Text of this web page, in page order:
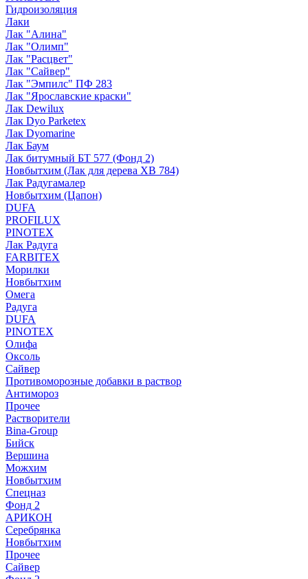
Гидроизоляция
Лаки
Лак "Алина"
Лак "Олимп"
Лак "Расцвет"
Лак "Сайвер"
Лак "Эмпилс" ПФ 283
Лак "Ярославские краски"
Лак Dewilux
Лак Dyo Parketex
Лак Dyomarine
Лак Баум
Лак битумный БТ 577 (Фонд 2)
Новбытхим (Лак для дерева ХВ 784)
Лак Радугамалер
Новбытхим (Цапон)
DUFA
PROFILUX
PINOTEX
Лак Радуга
FARBITEX
Морилки
Новбытхим
Омега
Радуга
DUFA
PINOTEX
Олифа
Оксоль
Сайвер
Противоморозные добавки в раствор
Антимороз
Прочее
Растворители
Bina-Group
Бийск
Вершина
Можхим
Новбытхим
Спецназ
Фонд 2
АРИКОН
Серебрянка
Новбытхим
Прочее
Сайвер